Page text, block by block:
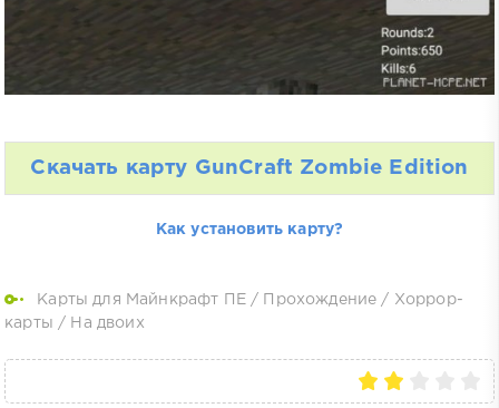
Скачать карту GunCraft Zombie Edition
Как установить карту?
Карты для Майнкрафт ПЕ/ Прохождение / Хоррор-
карты
/ На двоих